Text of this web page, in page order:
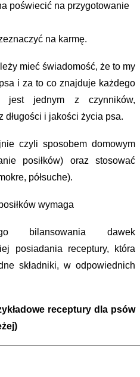
poświecić na przygotowanie
na karmę.
mieć świadomość, że to my
i za to co znajduje każdego
jednym z czynników,
długości i jakości życia psa.
czyli sposobem domowym
posiłków) oraz stosować
półsuche).
wymaga
bilansowania dawek
posiadania receptury, która
składniki, w odpowiednich
receptury dla psów